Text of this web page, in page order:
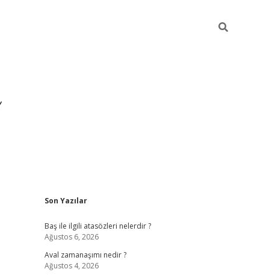
Sidebar
Son Yazılar
Baş ile ilgili atasözleri nelerdir ?
Ağustos 6, 2026
Aval zamanaşımı nedir ?
Ağustos 4, 2026